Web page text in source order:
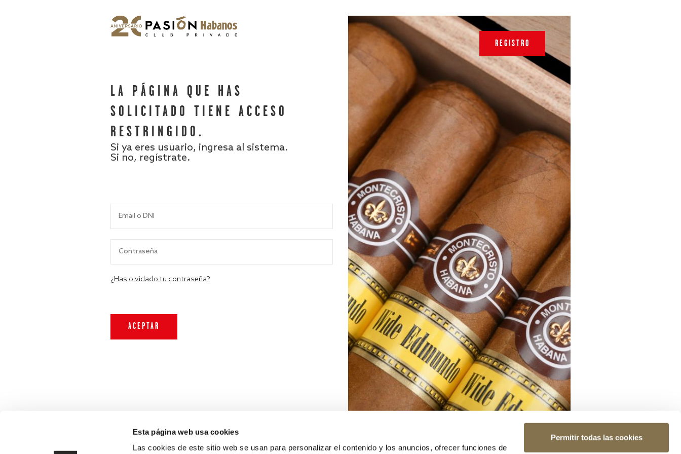
Esta página web usa cookies
Las cookies de este sitio web se usan para personalizar el contenido y los anuncios, ofrecer funciones de
Permitir todas las cookies
LA PÁGINA QUE HAS
SOLICITADO TIENE ACCESO
RESTRINGIDO.
Si ya eres usuario, ingresa al sistema.
Si no, regístrate.
¿Has olvidado tu contraseña?
REGISTRO